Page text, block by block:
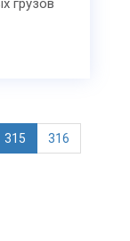
грузов
315 316